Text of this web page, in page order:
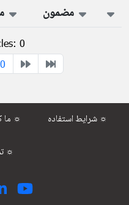
مضمون
0
0
ما کی استیم؟ ☼ شرایط استفاده ☼
تماس با ما ☼